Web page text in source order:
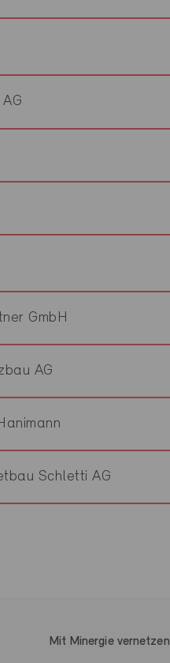
GmbH
AG
Schletti AG
Mit Minergie vernetzen